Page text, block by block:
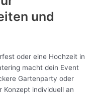
und
oder eine Hochzeit in
macht dein Event
Gartenparty oder
Konzept individuell an